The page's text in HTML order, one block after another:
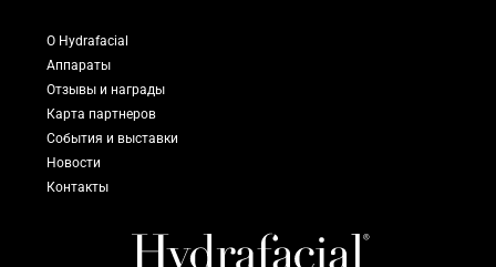
О Hydrafacial
Аппараты
Отзывы и награды
Карта партнеров
События и выставки
Новости
Контакты